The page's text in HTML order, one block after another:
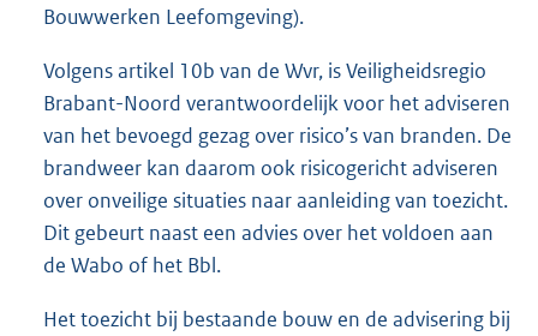
Bouwwerken Leefomgeving).
Volgens artikel 10b van de Wvr, is Veiligheidsregio
Brabant-Noord verantwoordelijk voor het adviseren
van het bevoegd gezag over risico’s van branden. De
brandweer kan daarom ook risicogericht adviseren
over onveilige situaties naar aanleiding van toezicht.
Dit gebeurt naast een advies over het voldoen aan
de Wabo of het Bbl.
Het toezicht bij bestaande bouw en de advisering bij